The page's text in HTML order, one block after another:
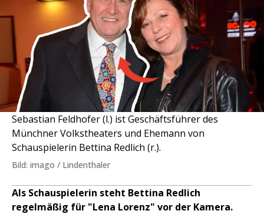
Sebastian Feldhofer (l.) ist Geschäftsführer des
Münchner Volkstheaters und Ehemann von
Schauspielerin Bettina Redlich (r.).
Bild: imago / Lindenthaler
Als Schauspielerin steht Bettina Redlich
regelmäßig für "Lena Lorenz" vor der Kamera.